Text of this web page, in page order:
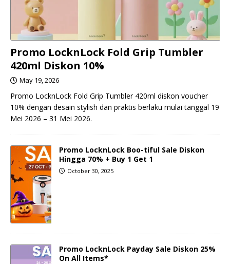
Promo LocknLock Fold Grip Tumbler
420ml Diskon 10%
May 19, 2026
Promo LocknLock Fold Grip Tumbler 420ml diskon voucher
10% dengan desain stylish dan praktis berlaku mulai tanggal 19
Mei 2026 – 31 Mei 2026.
Promo LocknLock Boo-tiful Sale Diskon
Hingga 70% + Buy 1 Get 1
October 30, 2025
Promo LocknLock Payday Sale Diskon 25%
On All Items*